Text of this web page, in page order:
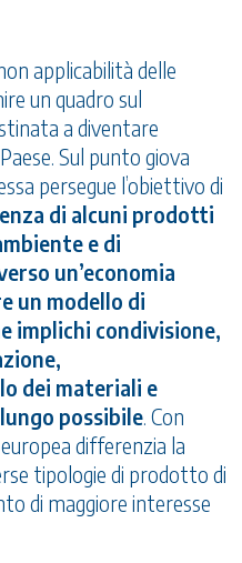
applicabilità delle
un quadro sul
a diventare
Sul punto giova
persegue l’obiettivo di
di alcuni prodotti
e di
un’economia
un modello di
implichi condivisione,
dei materiali e
possibile. Con
differenzia la
tipologie di prodotto di
di maggiore interesse